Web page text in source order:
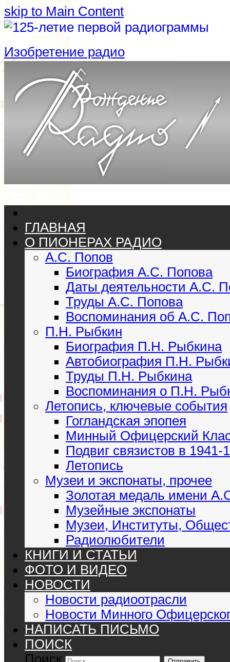
skip to Main Content
Изобретение радио
ГЛАВНАЯ
О ПИОНЕРАХ РАДИО
А.С. Попов
Биография А.С. Попова
Даты деятельности А.С.
Труды А.С. Попова
Воспоминания об А.С.
П.Н. Рыбкин
Биография П.Н. Рыбкина
Автобиография П.Н.
Труды П.Н. Рыбкина
Воспоминания о П.Н.
Летопись, ключевые события
Гогландская эпопея
Минный Офицерский
Подвиг связистов в 1941-
Летопись
Музеи и экспонаты, прочее
Золотая медаль имени
Музейные экспонаты
Музеи, Институты,
Радиолюбители
КНИГИ И СТАТЬИ
ФОТО И ВИДЕО
НОВОСТИ
Новости радиоотрасли
Новости Минного
НАПИСАТЬ ПИСЬМО
ПОИСК
Поиск